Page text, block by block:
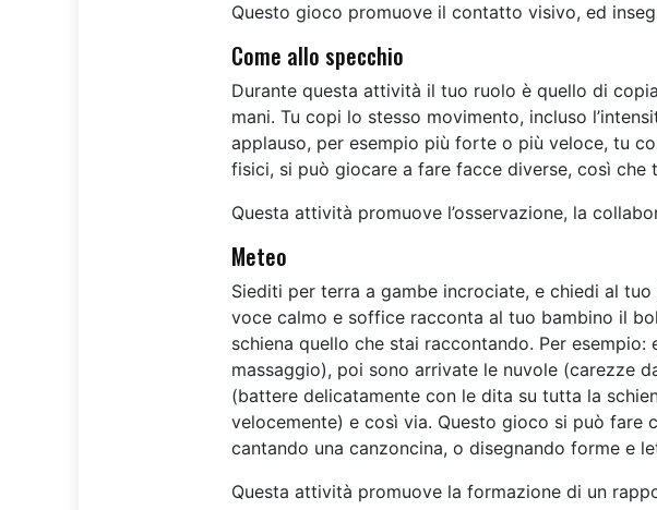
Questo gioco promuove il contatto visivo, ed
Come allo specchio
Durante questa attività il tuo ruolo è quello di
mani. Tu copi lo stesso movimento, incluso
applauso, per esempio più forte o più veloce, tu
fisici, si può giocare a fare facce diverse, così che
Questa attività promuove l’osservazione, la
Meteo
Siediti per terra a gambe incrociate, e chiedi al
voce calmo e soffice racconta al tuo bambino il
schiena quello che stai raccontando. Per
massaggio), poi sono arrivate le nuvole (carezze
(battere delicatamente con le dita su tutta la
velocemente) e così via. Questo gioco si può fare
cantando una canzoncina, o disegnando forme e
Questa attività promuove la formazione di un